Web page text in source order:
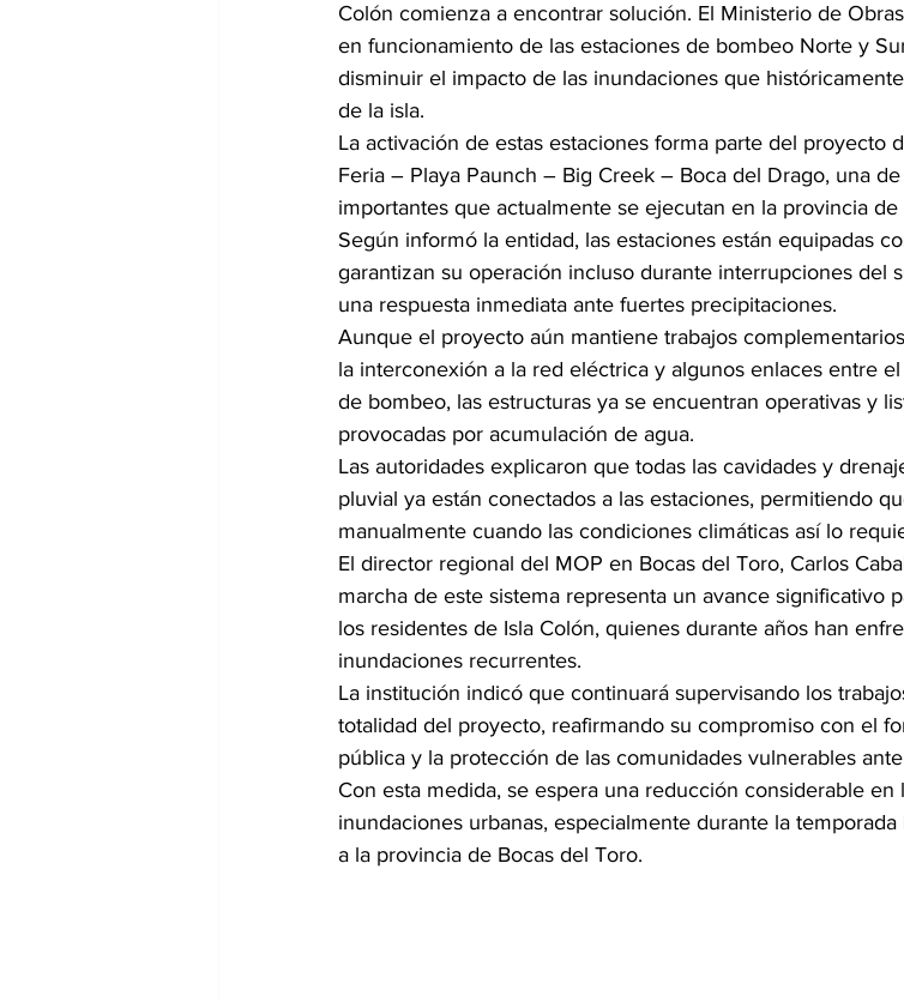
Colón comienza a encontrar solución. El Ministerio de
en funcionamiento de las estaciones de bombeo Norte y
disminuir el impacto de las inundaciones que
de la isla.
La activación de estas estaciones forma parte del proyecto
Feria – Playa Paunch – Big Creek – Boca del Drago, una
importantes que actualmente se ejecutan en la provincia de
Según informó la entidad, las estaciones están equipadas
garantizan su operación incluso durante interrupciones del
una respuesta inmediata ante fuertes precipitaciones.
Aunque el proyecto aún mantiene trabajos
la interconexión a la red eléctrica y algunos enlaces entre
de bombeo, las estructuras ya se encuentran operativas y
provocadas por acumulación de agua.
Las autoridades explicaron que todas las cavidades y
pluvial ya están conectados a las estaciones, permitiendo
manualmente cuando las condiciones climáticas así lo
El director regional del MOP en Bocas del Toro, Carlos
marcha de este sistema representa un avance significativo
los residentes de Isla Colón, quienes durante años han
inundaciones recurrentes.
La institución indicó que continuará supervisando los
totalidad del proyecto, reafirmando su compromiso con el
pública y la protección de las comunidades vulnerables
Con esta medida, se espera una reducción considerable en
inundaciones urbanas, especialmente durante la
a la provincia de Bocas del Toro.